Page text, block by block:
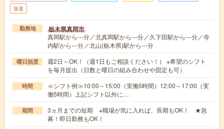
派遣
勤務地 栃木県真岡市
真岡駅から---分／北真岡駅から---分／久下田駅から---分／寺
内駅から---分／北山(栃木県)駅から---分
曜日頻度
週2日～OK！（週1日もご相談ください！） ※希望のシフト
を毎月提出（日数と曜日の組み合わせや固定も可）
時間
≪シフト例≫10:00～15:00（実働5時間）12:00～17:00（実
働5時間）上記シフト以外に…
期間
3ヵ月までの短期 ※職場が気に入れば、長期もOK！ ★急
募！即日勤務もOK！